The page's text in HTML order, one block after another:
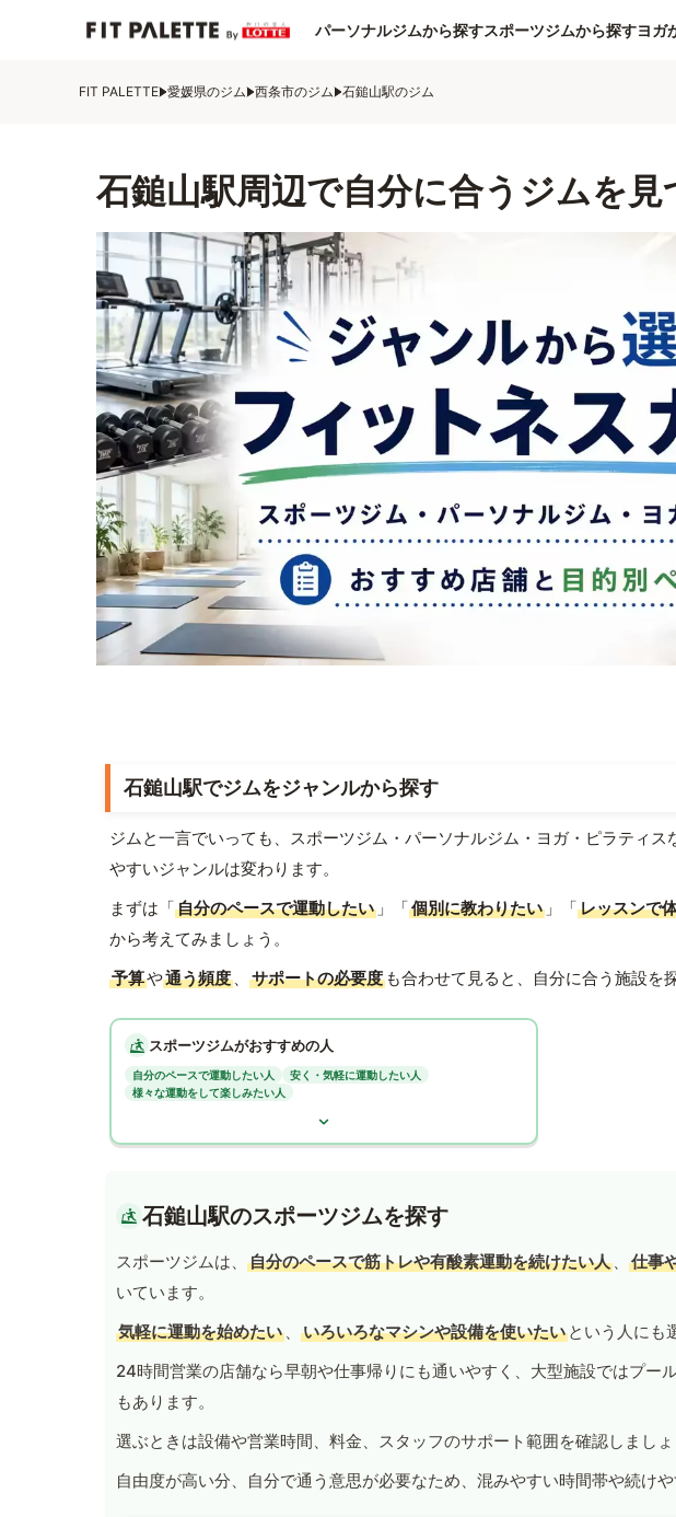
パーソナルジムから探すスポーツジムから探すヨガ
FIT PALETTE 愛媛県のジム 西条市のジム 石鎚山駅のジム
石鎚山駅周辺で自分に合うジムを見
石鎚山駅でジムをジャンルから探す
ジムと一言でいっても、スポーツジム・パーソナルジム・ヨガ・ピラティ
やすいジャンルは変わります。
まずは「自分のペースで運動したい 」「個別に教わりたい 」「レッスンで
から考えてみましょう。
予算や通う頻度 、 サポートの必要度 も合わせて見ると、自分に合う施設を
スポーツジムがおすすめの人
自分のペースで運動したい人
安く・気軽に運動したい人
様々な運動をして楽しみたい人
石鎚山駅のスポーツジムを探す
スポーツジムは、 自分のペースで筋トレや有酸素運動を続けたい人 、 仕事
いています。
気軽に運動を始めたい 、 いろいろなマシンや設備を使いたい という人にも
24時間営業の店舗なら早朝や仕事帰りにも通いやすく、大型施設ではプー
もあります。
選ぶときは設備や営業時間、料金、スタッフのサポート範囲を確認しましょ
自由度が高い分、自分で通う意思が必要なため、混みやすい時間帯や続け